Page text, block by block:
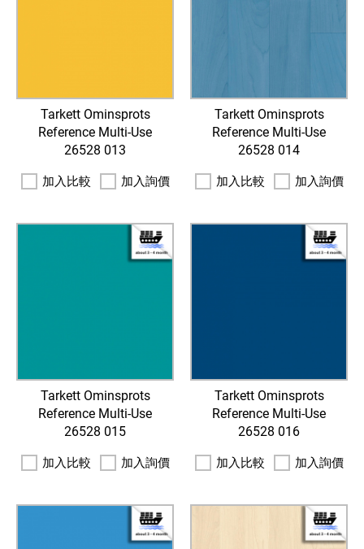
Tarkett Ominsprots
Reference Multi-Use
26528 013
加入比較 加入詢價
Tarkett Ominsprots
Reference Multi-Use
26528 014
加入比較 加入詢價
Tarkett Ominsprots
Reference Multi-Use
26528 015
加入比較 加入詢價
Tarkett Ominsprots
Reference Multi-Use
26528 016
加入比較 加入詢價